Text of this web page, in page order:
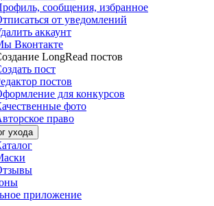
сообщения, избранное
от уведомлений
аккаунт
Вконтакте
LongRead постов
пост
постов
для конкурсов
фото
право
ухода
приложение